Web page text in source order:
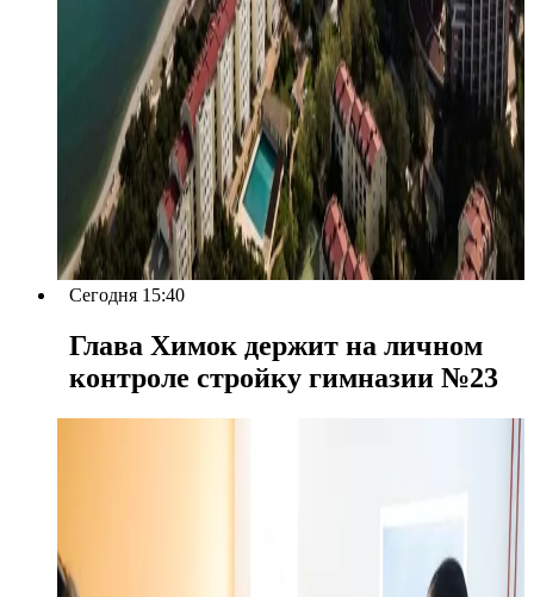
Сегодня 15:40
Глава Химок держит на личном
контроле стройку гимназии №23